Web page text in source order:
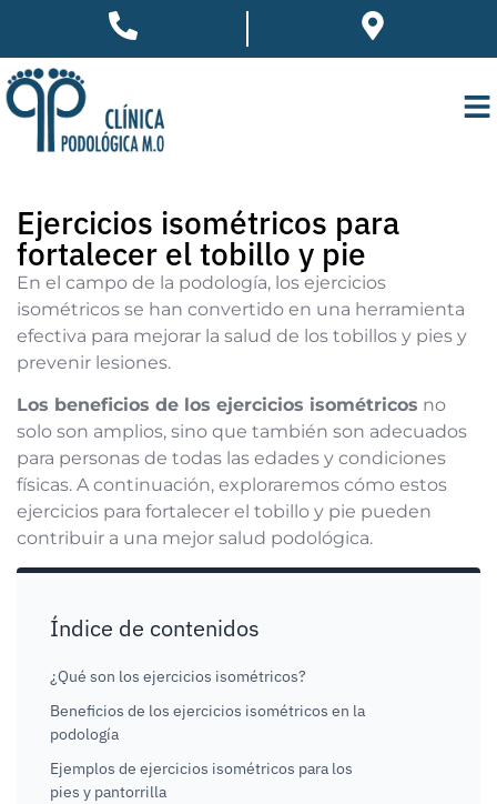
Ejercicios isométricos para
fortalecer el tobillo y pie
En el campo de la podología, los ejercicios
isométricos se han convertido en una herramienta
efectiva para mejorar la salud de los tobillos y pies y
prevenir lesiones.
Los beneficios de los ejercicios isométricos no
solo son amplios, sino que también son adecuados
para personas de todas las edades y condiciones
físicas. A continuación, exploraremos cómo estos
ejercicios para fortalecer el tobillo y pie pueden
contribuir a una mejor salud podológica.
Índice de contenidos
¿Qué son los ejercicios isométricos?
Beneficios de los ejercicios isométricos en la
podología
​Ejemplos de ejercicios isométricos para los
pies y pantorrilla